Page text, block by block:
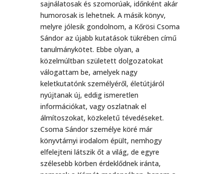
sajnálatosak és szomorúak, időnként akár
humorosak is lehetnek. A másik könyv,
melyre jólesik gondolnom, a Kőrösi Csoma
Sándor az újabb kutatások tükrében című
tanulmánykötet. Ebbe olyan, a
közelmúltban született dolgozatokat
válogattam be, amelyek nagy
keletkutatónk személyéről, életútjáról
nyújtanak új, eddig ismeretlen
információkat, vagy oszlatnak el
álmítoszokat, közkeletű tévedéseket.
Csoma Sándor személye köré már
könyvtárnyi irodalom épült, nemhogy
elfelejteni látszik őt a világ, de egyre
szélesebb körben érdeklődnek iránta,